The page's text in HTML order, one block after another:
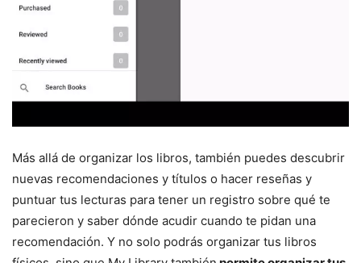
Más allá de organizar los libros, también puedes descubrir
nuevas recomendaciones y títulos o hacer reseñas y
puntuar tus lecturas para tener un registro sobre qué te
parecieron y saber dónde acudir cuando te pidan una
recomendación. Y no solo podrás organizar tus libros